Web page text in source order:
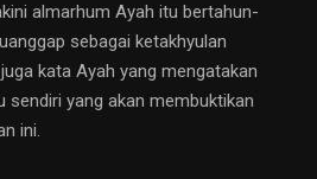
almarhum Ayah itu bertahun-
sebagai ketakhyulan
kata Ayah yang mengatakan
sendiri yang akan membuktikan
ini.